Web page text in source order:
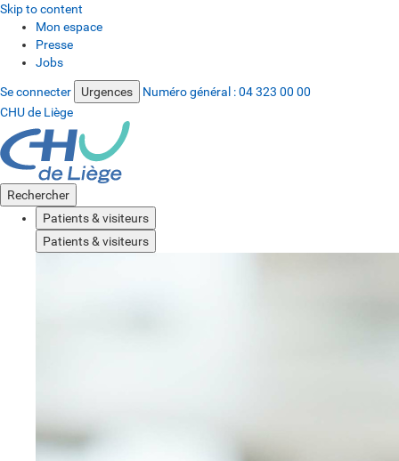
Skip to content
Mon espace
Presse
Jobs
Se connecter Urgences Numéro général :04 323 00 00
CHU de Liège
Rechercher
Patients & visiteurs
Patients & visiteurs